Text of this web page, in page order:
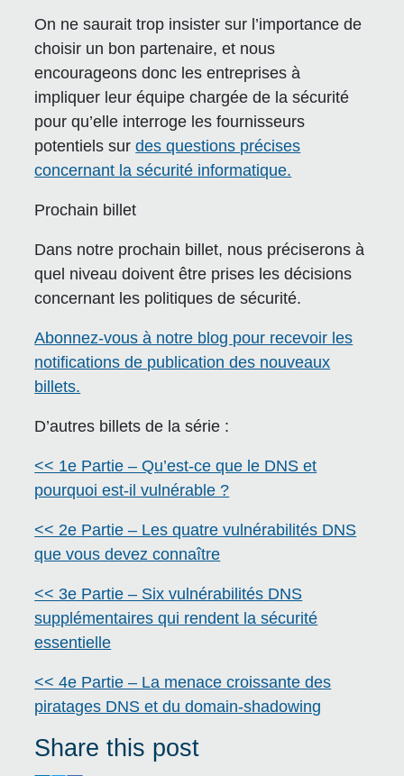
On ne saurait trop insister sur l’importance de
choisir un bon partenaire, et nous
encourageons donc les entreprises à
impliquer leur équipe chargée de la sécurité
pour qu’elle interroge les fournisseurs
potentiels surdes questions précises
concernant la sécurité informatique.
Prochain billet
Dans notre prochain billet, nous préciserons à
quel niveau doivent être prises les décisions
concernant les politiques de sécurité.
Abonnez-vous à notre blog pour recevoir les
notifications de publication des nouveaux
billets.
D’autres billets de la série :
<< 1e Partie – Qu’est-ce que le DNS et
pourquoi est-il vulnérable ?
<< 2e Partie – Les quatre vulnérabilités DNS
que vous devez connaître
<< 3e Partie – Six vulnérabilités DNS
supplémentaires qui rendent la sécurité
essentielle
<< 4e Partie – La menace croissante des
piratages DNS et du domain-shadowing
Share this post